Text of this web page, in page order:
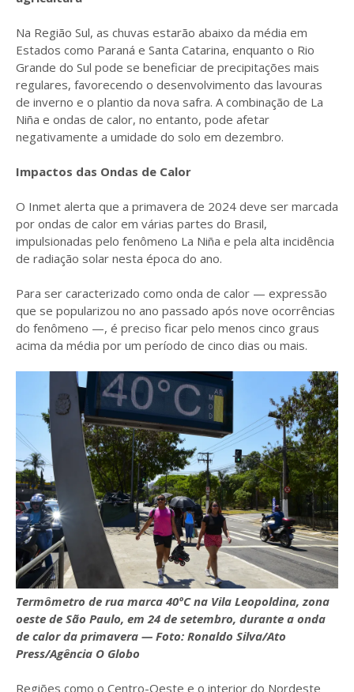
Na Região Sul, as chuvas estarão abaixo da média em
Estados como Paraná e Santa Catarina, enquanto o Rio
Grande do Sul pode se beneficiar de precipitações mais
regulares, favorecendo o desenvolvimento das lavouras
de inverno e o plantio da nova safra. A combinação de La
Niña e ondas de calor, no entanto, pode afetar
negativamente a umidade do solo em dezembro.
Impactos das Ondas de Calor
O Inmet alerta que a primavera de 2024 deve ser marcada
por ondas de calor em várias partes do Brasil,
impulsionadas pelo fenômeno La Niña e pela alta incidência
de radiação solar nesta época do ano.
Para ser caracterizado como onda de calor — expressão
que se popularizou no ano passado após nove ocorrências
do fenômeno —, é preciso ficar pelo menos cinco graus
acima da média por um período de cinco dias ou mais.
Termômetro de rua marca 40ºC na Vila Leopoldina, zona
oeste de São Paulo, em 24 de setembro, durante a onda
de calor da primavera — Foto: Ronaldo Silva/Ato
Press/Agência O Globo
Regiões como o Centro-Oeste e o interior do Nordeste